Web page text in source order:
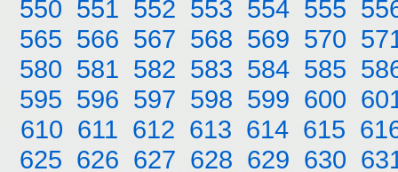
550 551 552 553 554 555
565 566 567 568 569 570
580 581 582 583 584 585
595 596 597 598 599 600
610 611 612 613 614 615
625 626 627 628 629 630